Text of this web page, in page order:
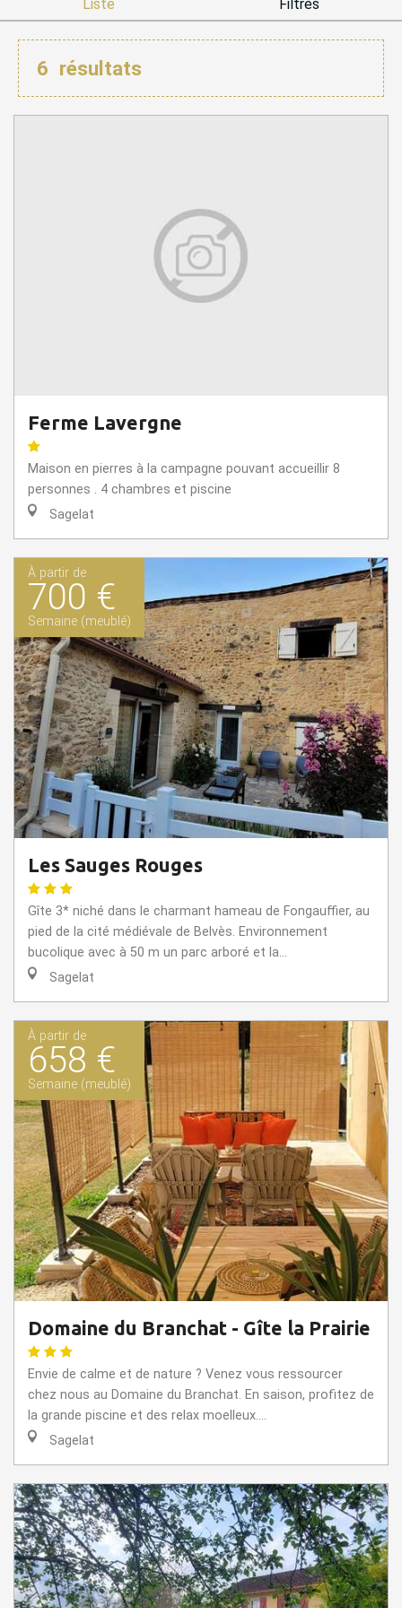
Liste Filtres
6 résultats
Ferme Lavergne
Maison en pierres à la campagne pouvant accueillir 8
personnes . 4 chambres et piscine
Sagelat
À partir de
700 €
Semaine (meublé)
Les Sauges Rouges
Gîte 3* niché dans le charmant hameau de Fongauffier, au
pied de la cité médiévale de Belvès. Environnement
bucolique avec à 50 m un parc arboré et la...
Sagelat
À partir de
658 €
Semaine (meublé)
Domaine du Branchat - Gîte la Prairie
Envie de calme et de nature ? Venez vous ressourcer
chez nous au Domaine du Branchat. En saison, profitez de
la grande piscine et des relax moelleux....
Sagelat